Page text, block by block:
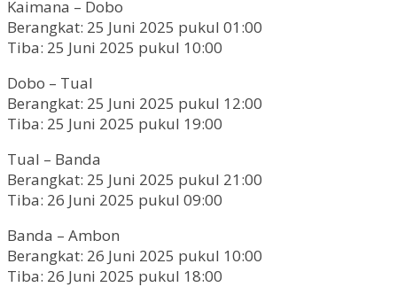
Kaimana – Dobo
Berangkat: 25 Juni 2025 pukul 01:00
Tiba: 25 Juni 2025 pukul 10:00
Dobo – Tual
Berangkat: 25 Juni 2025 pukul 12:00
Tiba: 25 Juni 2025 pukul 19:00
Tual – Banda
Berangkat: 25 Juni 2025 pukul 21:00
Tiba: 26 Juni 2025 pukul 09:00
Banda – Ambon
Berangkat: 26 Juni 2025 pukul 10:00
Tiba: 26 Juni 2025 pukul 18:00